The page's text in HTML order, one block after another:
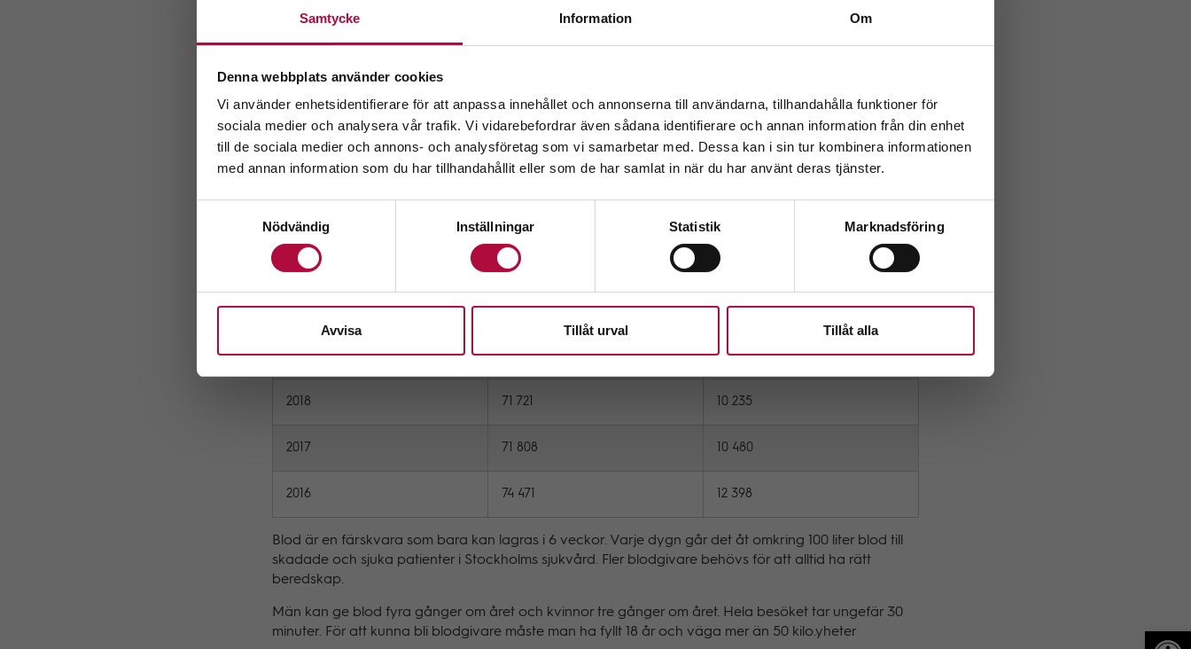
Samtycke Information Om
Denna webbplats använder cookies
Vi använder enhetsidentifierare för att anpassa innehållet och annonserna till användarna, tillhandahålla funktioner för
sociala medier och analysera vår trafik. Vi vidarebefordrar även sådana identifierare och annan information från din enhet
till de sociala medier och annons- och analysföretag som vi samarbetar med. Dessa kan i sin tur kombinera informationen
med annan information som du har tillhandahållit eller som de har samlat in när du har använt deras tjänster.
Nödvändig
Inställningar Statistik Marknadsföring
Avvisa Tillåt urval Tillåt alla
behövts till sjuka och skadade patienter”, säger Maria Kvist, medicinskt ansvarig läkare vid
Blodcentralen i Stockholms län.
vård av covid-sjuka, har mindre blod använts. När brist ändå har uppstått har regionerna
samarbetat kring blodförsörjningen.
Jämn könsfördelning
Det var 37 411 blodgivare som gav blod i Stockholm under året och könsfördelningen var jämn, 18 760
År Antal blodpåsar Antal nyanmälda
2020 66 569 9748
2019 74 077 11 120
2018 71 721 10 235
2017 71 808 10 480
2016 74 471 12 398
Blod är en färskvara som bara kan lagras i 6 veckor. Varje dygn går det åt omkring 100 liter blod till
skadade och sjuka patienter i Stockholms sjukvård. Fler blodgivare behövs för att alltid ha rätt
beredskap.
Män kan ge blod fyra gånger om året och kvinnor tre gånger om året. Hela besöket tar ungefär 30
minuter. För att kunna bli blodgivare måste man ha fyllt 18 år och väga mer än 50 kilo.yheter
Välkommen till GeBlod.nu
Välj ditt län.
Genom att fortsätta accepterar du även vårpolicy om cookies.
Välj